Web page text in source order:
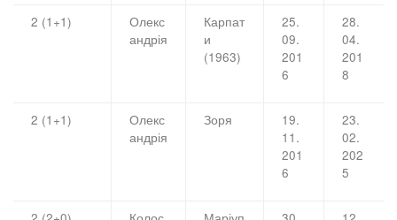
2 (1+1)
Олекс
андрія
Карпат
и
(1963)
25.
09.
201
6
28.
04.
201
8
2 (1+1)
Олекс
андрія
Зоря
19.
11.
201
6
23.
02.
202
5